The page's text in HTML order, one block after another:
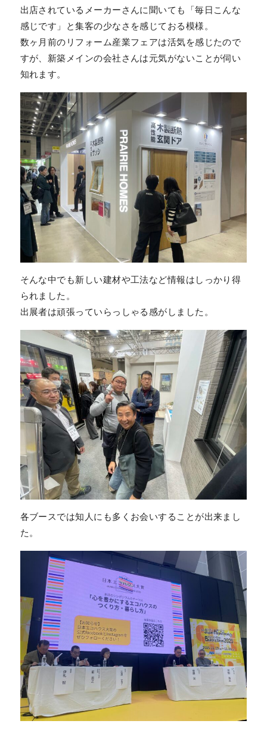
出店されているメーカーさんに聞いても「毎日こんな
感じです」と集客の少なさを感じておる模様。
数ヶ月前のリフォーム産業フェアは活気を感じたので
すが、新築メインの会社さんは元気がないことが伺い
知れます。
そんな中でも新しい建材や工法など情報はしっかり得
られました。
出展者は頑張っていらっしゃる感がしました。
各ブースでは知人にも多くお会いすることが出来まし
た。